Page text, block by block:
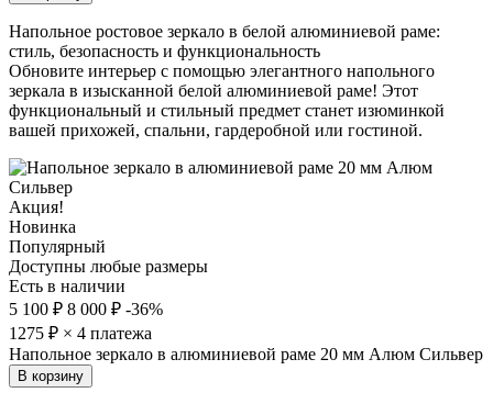
Напольное ростовое зеркало в белой алюминиевой раме:
стиль, безопасность и функциональность
Обновите интерьер с помощью элегантного напольного
зеркала в изысканной белой алюминиевой раме! Этот
функциональный и стильный предмет станет изюминкой
вашей прихожей, спальни, гардеробной или гостиной.
Акция!
Новинка
Популярный
Доступны любые размеры
Есть в наличии
5 100 ₽ 8 000 ₽ -36%
1275 ₽ × 4 платежа
Напольное зеркало в алюминиевой раме 20 мм Алюм Сильвер
В корзину